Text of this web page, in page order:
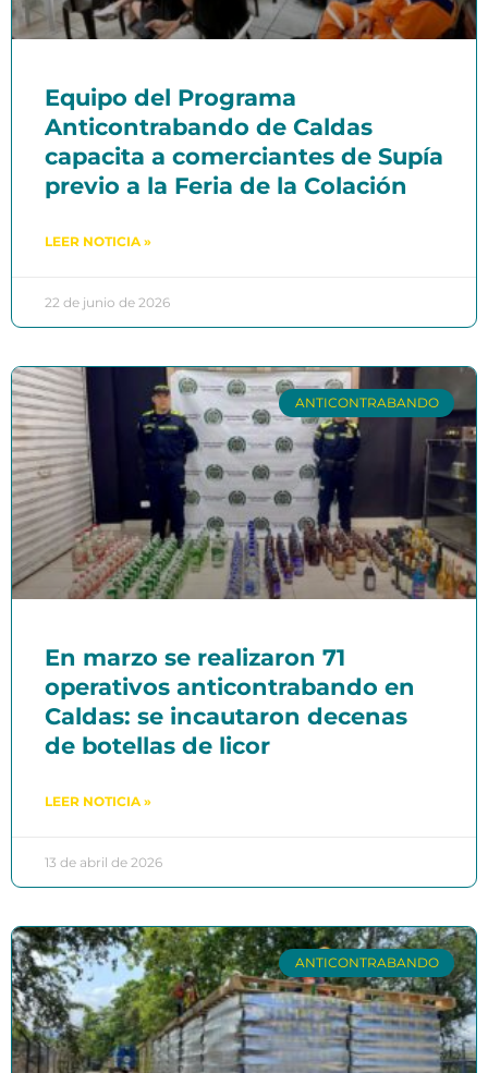
Equipo del Programa
Anticontrabando de Caldas
capacita a comerciantes de Supía
previo a la Feria de la Colación
LEER NOTICIA »
22 de junio de 2026
ANTICONTRABANDO
En marzo se realizaron 71
operativos anticontrabando en
Caldas: se incautaron decenas
de botellas de licor
LEER NOTICIA »
13 de abril de 2026
ANTICONTRABANDO